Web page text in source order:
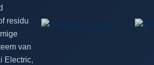
residu
van
Electric,